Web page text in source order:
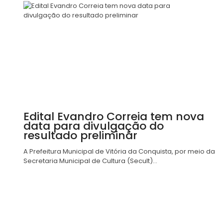
Edital Evandro Correia tem nova
data para divulgação do
resultado preliminar
A Prefeitura Municipal de Vitória da Conquista, por meio da
Secretaria Municipal de Cultura (Secult)...